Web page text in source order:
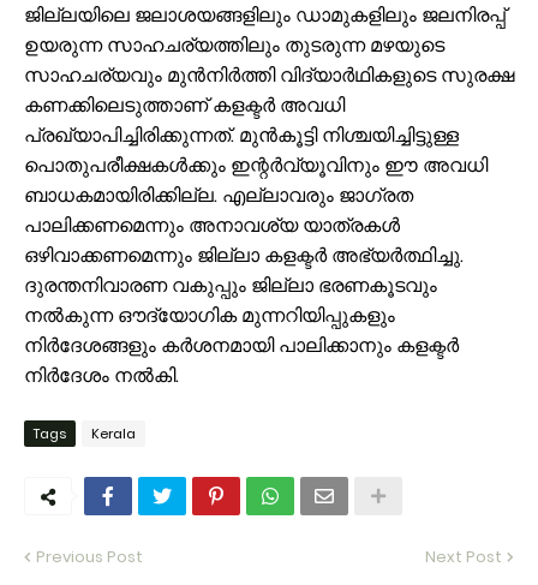
ജില്ലയിലെ ജലാശയങ്ങളിലും ഡാമുകളിലും ജലനിരപ്പ്
ഉയരുന്ന സാഹചര്യത്തിലും തുടരുന്ന മഴയുടെ
സാഹചര്യവും മുൻനിർത്തി വിദ്യാർഥികളുടെ സുരക്ഷ
കണക്കിലെടുത്താണ് കളക്ടർ അവധി
പ്രഖ്യാപിച്ചിരിക്കുന്നത്. മുൻകൂട്ടി നിശ്ചയിച്ചിട്ടുള്ള
പൊതുപരീക്ഷകൾക്കും ഇന്റർവ്യൂവിനും ഈ അവധി
ബാധകമായിരിക്കില്ല. എല്ലാവരും ജാഗ്രത
പാലിക്കണമെന്നും അനാവശ്യ യാത്രകൾ
ഒഴിവാക്കണമെന്നും ജില്ലാ കളക്ടർ അഭ്യർത്ഥിച്ചു.
ദുരന്തനിവാരണ വകുപ്പും ജില്ലാ ഭരണകൂടവും
നൽകുന്ന ഔദ്യോഗിക മുന്നറിയിപ്പുകളും
നിർദേശങ്ങളും കർശനമായി പാലിക്കാനും കളക്ടര്‍
നിര്‍ദേശം നൽകി.
Tags Kerala
Previous Post Next Post